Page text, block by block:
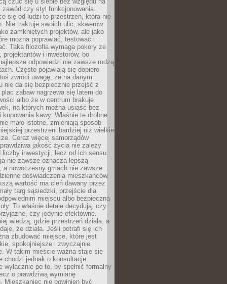
zawód czy styl funkcjonowania.
się od ludzi to przestrzeń, która nie
Nie traktuje swoich ulic, skwerów
zamkniętych projektów, ale jako
można poprawiać, testować i
Taka filozofia wymaga pokory ze
projektantów i inwestorów, bo
odpowiedzi nie zawsze rodzą
Często pojawiają się dopiero
zwróci uwagę, że na danym
nie da się bezpiecznie przejść z
zabaw nagrzewa się latem do
albo że w centrum brakuje
na których można usiąść bez
kawy. Właśnie te drobne
mało istotne, zmieniają sposób
przestrzeni bardziej niż wielkie
Coraz więcej samorządów
jakość życia nie zależy
liczby inwestycji, lecz od ich sensu.
nie zawsze oznacza lepszą
a nowoczesny gmach nie zawsze
doświadczenia mieszkańców.
wartość ma cień dawany przez
targ sąsiedzki, przejście dla
miejscu albo bezpieczna
To właśnie detale decydują, czy
czy jedynie efektowne.
wiedzą, gdzie przestrzeń działa, a
że działa. Jeśli potrafi się ich
zbudować miejsce, które jest
spokojniejsze i zwyczajnie
W takim mieście ważna staje się
chodzi jednak o konsultacje
wyłącznie po to, by spełnić formalny
o prawdziwą wymianę
Mieszkaniec nie powinien być